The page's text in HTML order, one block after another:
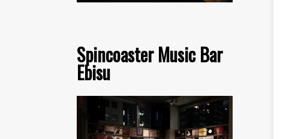
Spincoaster Music Bar
Ebisu